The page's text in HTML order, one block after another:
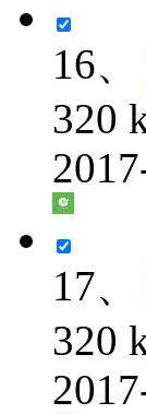
16、
320
17、
320